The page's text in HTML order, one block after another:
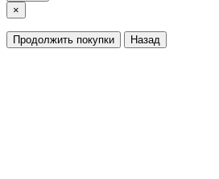
×
Продолжить покупки Назад